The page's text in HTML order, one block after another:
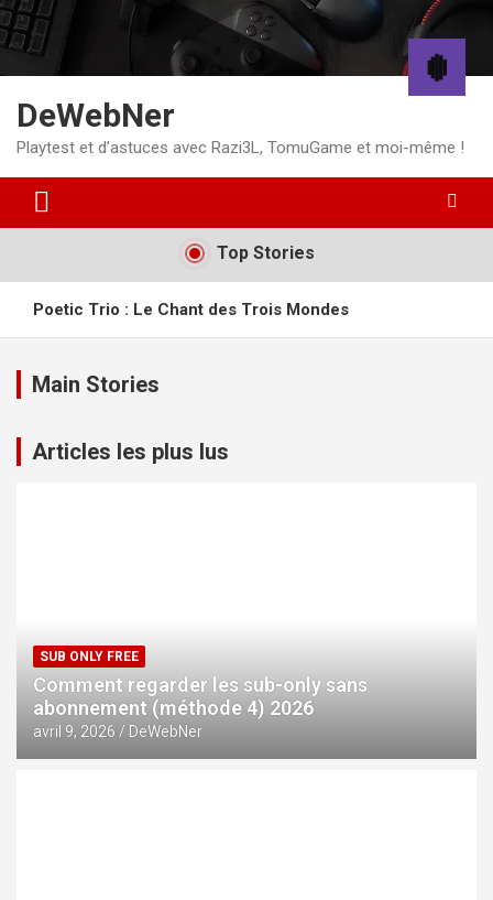
Aller
au
contenu
DeWebNer
Playtest et d’astuces avec Razi3L, TomuGame et moi-même !
Top Stories
Poetic Trio : Le Chant des Trois Mondes
dynamique sous haute tension
Main Stories
Articles les plus lus
SUB ONLY FREE
Comment regarder les sub-only sans
abonnement (méthode 4) 2026
avril 9, 2026 DeWebNer